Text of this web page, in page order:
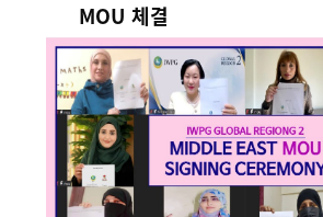
MOU 체결